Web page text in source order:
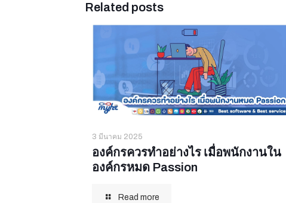
Related posts
3 มีนาคม 2025
องค์กรควรทำอย่างไร เมื่อพนักงานใน
องค์กรหมด Passion
Read more